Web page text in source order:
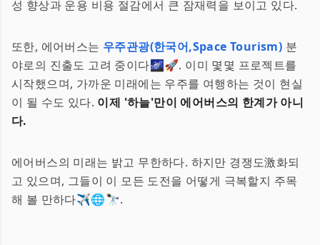
성 향상과 운용 비용 절감에서 큰 잠재력을 보이고 있다.
또한, 에어버스는 우주관광(한국어,Space Tourism) 분
야로의 진출도 고려 중이다🌌🚀. 이미 몇몇 프로젝트를
시작했으며, 가까운 미래에는 우주를 여행하는 것이 현실
이 될 수도 있다. 이제 '하늘'만이 에어버스의 한계가 아니
다.
에어버스의 미래는 밝고 무한하다. 하지만 경쟁도激화되
고 있으며, 그들이 이 모든 도전을 어떻게 극복할지 주목
해 볼 만하다✈️🌐🔭.